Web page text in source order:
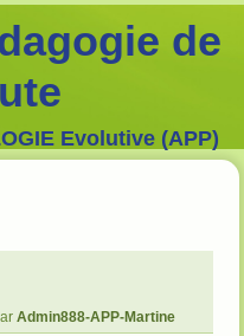
de
Evolutive (APP)
Admin888-APP-Martine